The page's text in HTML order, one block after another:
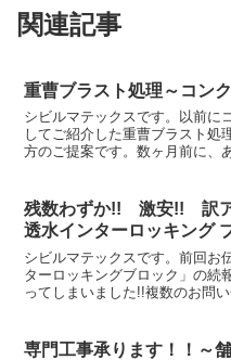
関連記事
重曹ブラスト処理～コン
シビルマテックスです。以前に
してご紹介した重曹ブラスト処
方のご提案です。数ヶ月前に、
残数わずか!! 激安!! 訳
透水インターロッキング
シビルマテックスです。前回お
ターロッキングブロック」の続
ってしまいました!!複数のお問
専門工事承ります！！～